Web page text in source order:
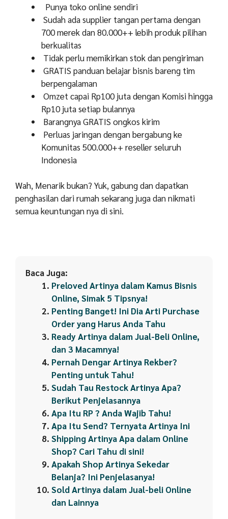
Punya toko online sendiri
Sudah ada supplier tangan pertama dengan
700 merek dan 80.000++ lebih produk pilihan
berkualitas
Tidak perlu memikirkan stok dan pengiriman
GRATIS panduan belajar bisnis bareng tim
berpengalaman
Omzet capai Rp100 juta dengan Komisi hingga
Rp10 juta setiap bulannya
Barangnya GRATIS ongkos kirim
Perluas jaringan dengan bergabung ke
Komunitas 500.000++ reseller seluruh
Indonesia
Wah, Menarik bukan? Yuk, gabung dan dapatkan
penghasilan dari rumah sekarang juga dan nikmati
semua keuntungan nya di sini.
Baca Juga:
Preloved Artinya dalam Kamus Bisnis
Online, Simak 5 Tipsnya!
Penting Banget! Ini Dia Arti Purchase
Order yang Harus Anda Tahu
Ready Artinya dalam Jual-Beli Online,
dan 3 Macamnya!
Pernah Dengar Artinya Rekber?
Penting untuk Tahu!
Sudah Tau Restock Artinya Apa?
Berikut Penjelasannya
Apa Itu RP ? Anda Wajib Tahu!
Apa Itu Send? Ternyata Artinya Ini
Shipping Artinya Apa dalam Online
Shop? Cari Tahu di sini!
Apakah Shop Artinya Sekedar
Belanja? Ini Penjelasanya!
Sold Artinya dalam Jual-beli Online
dan Lainnya